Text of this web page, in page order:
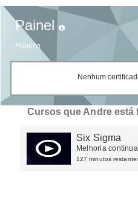
Painel
Público
Nenhum
Cursos que Andre está
Six Sigma
Melhoria
127 minutos